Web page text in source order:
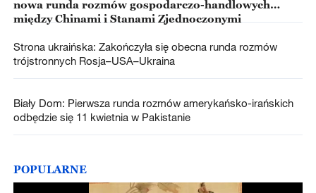
nowa runda rozmów gospodarczo-handlowych
między Chinami i Stanami Zjednoczonymi
Strona ukraińska: Zakończyła się obecna runda rozmów
trójstronnych Rosja–USA–Ukraina
Biały Dom: Pierwsza runda rozmów amerykańsko-irańskich
odbędzie się 11 kwietnia w Pakistanie
POPULARNE